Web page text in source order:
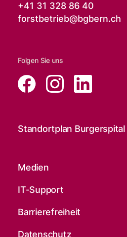
+41 31 328 86 40
forstbetrieb@bgbern.ch
Folgen Sie uns
Standortplan Burgerspital
Medien
IT-Support
Barrierefreiheit
Datenschutz